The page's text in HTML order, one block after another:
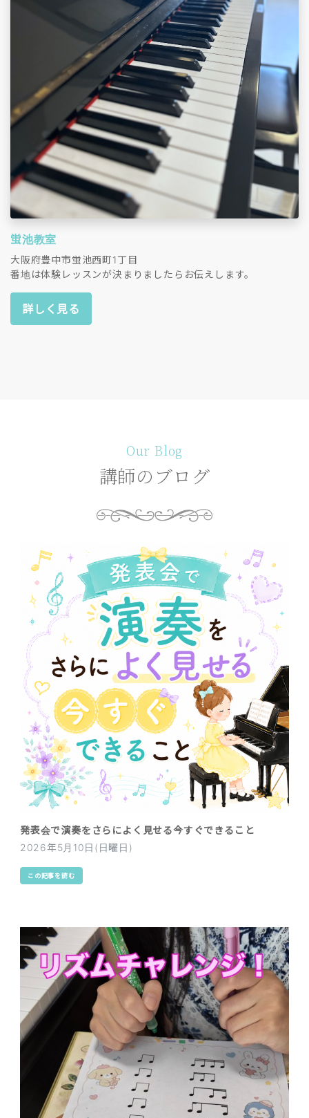
蛍池教室
大阪府豊中市蛍池西町1丁目
番地は体験レッスンが決まりましたらお伝えします。
詳しく見る
Our Blog
講師のブログ
発表会で演奏をさらによく見せる今すぐできること
2026年5月10日(日曜日)
この記事を読む